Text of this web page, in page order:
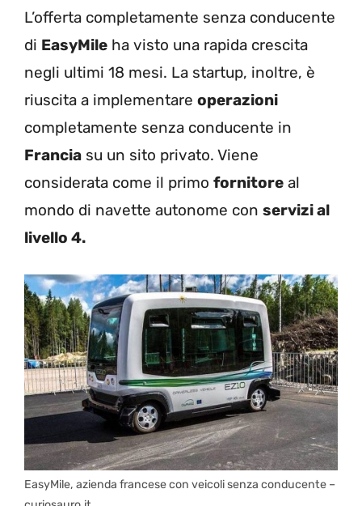
L’offerta completamente senza conducente
di EasyMile ha visto una rapida crescita
negli ultimi 18 mesi. La startup, inoltre, è
riuscita a implementare operazioni
completamente senza conducente in
Francia su un sito privato. Viene
considerata come il primo fornitore al
mondo di navette autonome con servizi al
livello 4.
EasyMile, azienda francese con veicoli senza conducente –